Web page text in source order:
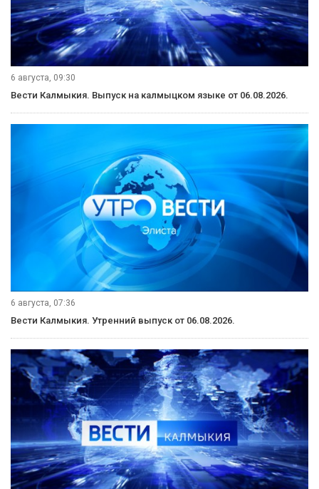
6 августа, 09:30
Вести Калмыкия. Выпуск на калмыцком языке от 06.08.2026.
6 августа, 07:36
Вести Калмыкия. Утренний выпуск от 06.08.2026.